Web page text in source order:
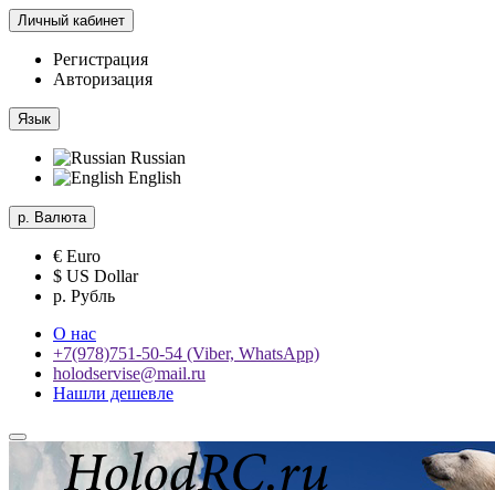
Личный кабинет
Регистрация
Авторизация
Язык
Russian
English
р. Валюта
€ Euro
$ US Dollar
р. Рубль
О нас
+7(978)751-50-54 (Viber, WhatsApp)
holodservise@mail.ru
Нашли дешевле